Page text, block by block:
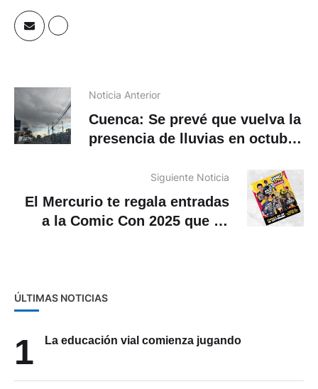
Noticia Anterior
Cuenca: Se prevé que vuelva la
presencia de lluvias en octubre
Siguiente Noticia
El Mercurio te regala entradas
a la Comic Con 2025 que se
ÚLTIMAS NOTICIAS
1 La educación vial comienza jugando